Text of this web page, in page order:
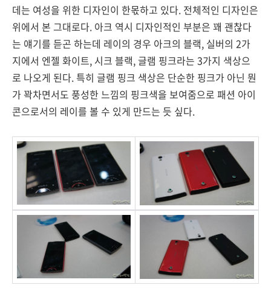
데는 여성을 위한 디자인이 한몫하고 있다. 전체적인 디자인은
위에서 본 그대로다. 아크 역시 디자인적인 부분은 꽤 괜찮다
는 얘기를 듣곤 하는데 레이의 경우 아크의 블랙, 실버의 2가
지에서 엔젤 화이트, 시크 블랙, 글램 핑크라는 3가지 색상으
로 나오게 된다. 특히 글램 핑크 색상은 단순한 핑크가 아닌 뭔
가 꽉차면서도 풍성한 느낌의 핑크색을 보여줌으로 패션 아이
콘으로서의 레이를 볼 수 있게 만드는 듯 싶다.